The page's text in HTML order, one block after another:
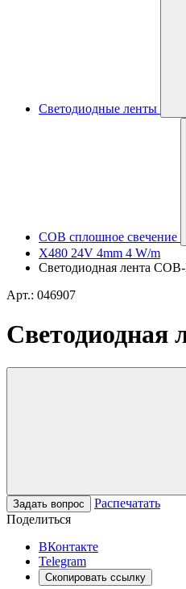
Светодиодные ленты
COB сплошное свечение
X480 24V 4mm 4 W/m
Светодиодная лента
Арт.: 046907
Светодиодная
Задать вопрос
Распечатать
Поделиться
ВКонтакте
Telegram
Скопировать ссылку